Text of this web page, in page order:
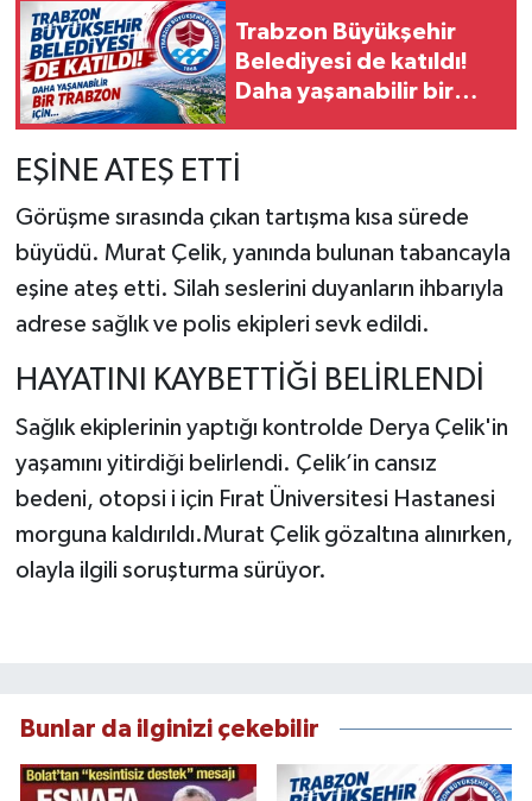
Trabzon Büyükşehir
Belediyesi de katıldı!
Daha yaşanabilir bir
EŞİNE ATEŞ ETTİ
Görüşme sırasında çıkan tartışma kısa sürede
büyüdü. Murat Çelik, yanında bulunan tabancayla
eşine ateş etti. Silah seslerini duyanların ihbarıyla
adrese sağlık ve polis ekipleri sevk edildi.
HAYATINI KAYBETTİĞİ BELİRLENDİ
Sağlık ekiplerinin yaptığı kontrolde Derya Çelik'in
yaşamını yitirdiği belirlendi. Çelik’in cansız
bedeni, otopsi i için Fırat Üniversitesi Hastanesi
morguna kaldırıldı.Murat Çelik gözaltına alınırken,
olayla ilgili soruşturma sürüyor.
Bunlar da ilginizi çekebilir